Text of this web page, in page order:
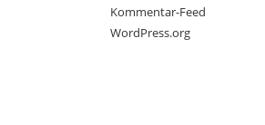
Kommentar-Feed
WordPress.org